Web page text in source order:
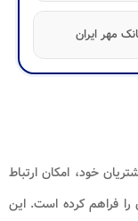
خود، امکان ارتباط
را فراهم کرده است. این